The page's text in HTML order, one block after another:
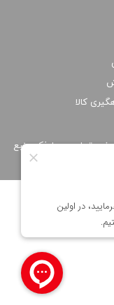
تجاری و با ذکر منبع
کالا